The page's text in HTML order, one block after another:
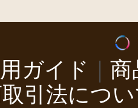
ガイド
商
引法につ